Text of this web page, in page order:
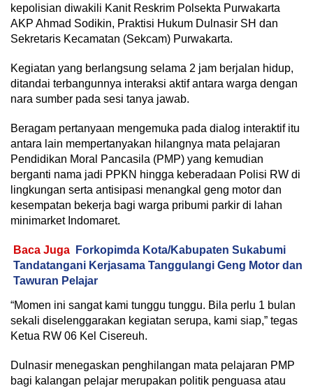
kepolisian diwakili Kanit Reskrim Polsekta Purwakarta
AKP Ahmad Sodikin, Praktisi Hukum Dulnasir SH dan
Sekretaris Kecamatan (Sekcam) Purwakarta.
Kegiatan yang berlangsung selama 2 jam berjalan hidup,
ditandai terbangunnya interaksi aktif antara warga dengan
nara sumber pada sesi tanya jawab.
Beragam pertanyaan mengemuka pada dialog interaktif itu
antara lain mempertanyakan hilangnya mata pelajaran
Pendidikan Moral Pancasila (PMP) yang kemudian
berganti nama jadi PPKN hingga keberadaan Polisi RW di
lingkungan serta antisipasi menangkal geng motor dan
kesempatan bekerja bagi warga pribumi parkir di lahan
minimarket Indomaret.
Baca Juga
Forkopimda Kota/Kabupaten Sukabumi
Tandatangani Kerjasama Tanggulangi Geng Motor dan
Tawuran Pelajar
“Momen ini sangat kami tunggu tunggu. Bila perlu 1 bulan
sekali diselenggarakan kegiatan serupa, kami siap,” tegas
Ketua RW 06 Kel Cisereuh.
Dulnasir menegaskan penghilangan mata pelajaran PMP
bagi kalangan pelajar merupakan politik penguasa atau